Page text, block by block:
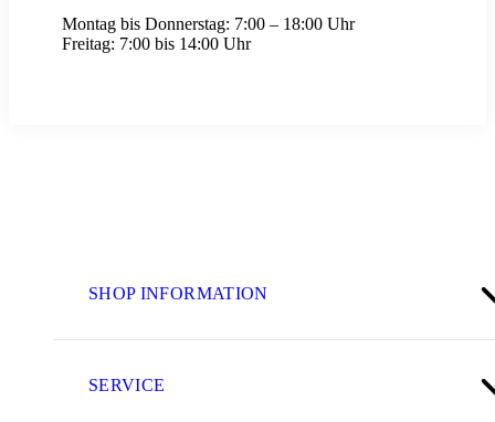
Montag bis Donnerstag: 7:00 – 18:00 Uhr
Freitag: 7:00 bis 14:00 Uhr
SHOP INFORMATION
SERVICE